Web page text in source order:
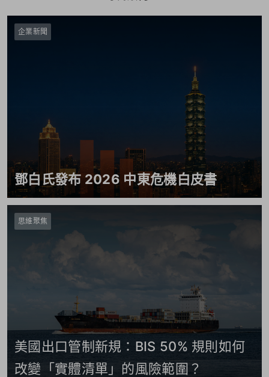
企業新聞
鄧白氏發布 2026 中東危機白皮書
思維聚焦
美國出口管制新規：BIS 50% 規則如何
改變「實體清單」的風險範圍？